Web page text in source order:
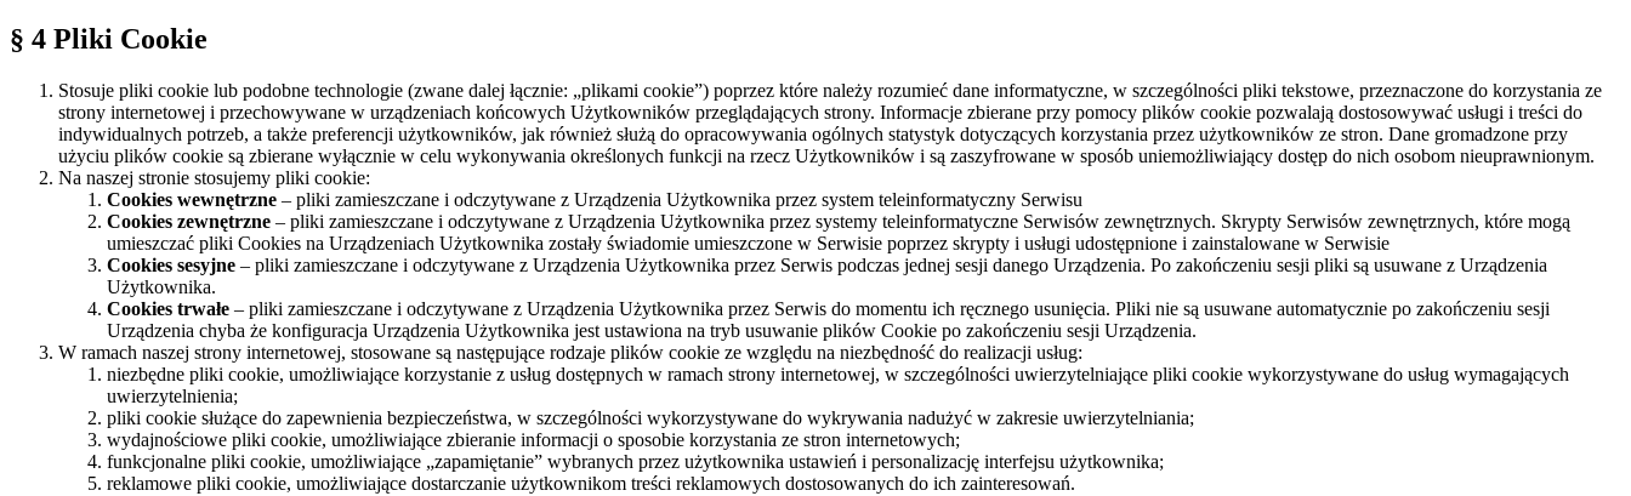
§ 4 Pliki Cookie
Stosuje pliki cookie lub podobne technologie (zwane dalej łącznie: „plikami cookie”) poprzez które należy rozumieć dane informatyczne, w szczególności pliki tekstowe, przeznaczone do korzystania ze
strony internetowej i przechowywane w urządzeniach końcowych Użytkowników przeglądających strony. Informacje zbierane przy pomocy plików cookie pozwalają dostosowywać usługi i treści do
indywidualnych potrzeb, a także preferencji użytkowników, jak również służą do opracowywania ogólnych statystyk dotyczących korzystania przez użytkowników ze stron. Dane gromadzone przy
użyciu plików cookie są zbierane wyłącznie w celu wykonywania określonych funkcji na rzecz Użytkowników i są zaszyfrowane w sposób uniemożliwiający dostęp do nich osobom nieuprawnionym.
Na naszej stronie stosujemy pliki cookie:
Cookies wewnętrzne – pliki zamieszczane i odczytywane z Urządzenia Użytkownika przez system teleinformatyczny Serwisu
Cookies zewnętrzne – pliki zamieszczane i odczytywane z Urządzenia Użytkownika przez systemy teleinformatyczne Serwisów zewnętrznych. Skrypty Serwisów zewnętrznych, które mogą
umieszczać pliki Cookies na Urządzeniach Użytkownika zostały świadomie umieszczone w Serwisie poprzez skrypty i usługi udostępnione i zainstalowane w Serwisie
Cookies sesyjne – pliki zamieszczane i odczytywane z Urządzenia Użytkownika przez Serwis podczas jednej sesji danego Urządzenia. Po zakończeniu sesji pliki są usuwane z Urządzenia
Użytkownika.
Cookies trwałe – pliki zamieszczane i odczytywane z Urządzenia Użytkownika przez Serwis do momentu ich ręcznego usunięcia. Pliki nie są usuwane automatycznie po zakończeniu sesji
Urządzenia chyba że konfiguracja Urządzenia Użytkownika jest ustawiona na tryb usuwanie plików Cookie po zakończeniu sesji Urządzenia.
W ramach naszej strony internetowej, stosowane są następujące rodzaje plików cookie ze względu na niezbędność do realizacji usług:
niezbędne pliki cookie, umożliwiające korzystanie z usług dostępnych w ramach strony internetowej, w szczególności uwierzytelniające pliki cookie wykorzystywane do usług wymagających
uwierzytelnienia;
pliki cookie służące do zapewnienia bezpieczeństwa, w szczególności wykorzystywane do wykrywania nadużyć w zakresie uwierzytelniania;
wydajnościowe pliki cookie, umożliwiające zbieranie informacji o sposobie korzystania ze stron internetowych;
funkcjonalne pliki cookie, umożliwiające „zapamiętanie” wybranych przez użytkownika ustawień i personalizację interfejsu użytkownika;
reklamowe pliki cookie, umożliwiające dostarczanie użytkownikom treści reklamowych dostosowanych do ich zainteresowań.